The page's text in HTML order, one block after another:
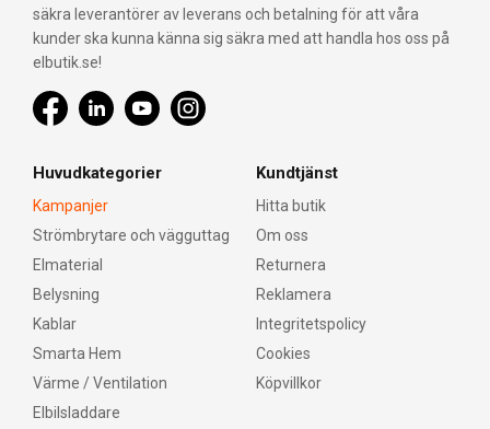
säkra leverantörer av leverans och betalning för att våra
kunder ska kunna känna sig säkra med att handla hos oss på
elbutik.se!
Huvudkategorier
Kampanjer
Strömbrytare och vägguttag
Elmaterial
Belysning
Kablar
Smarta Hem
Värme / Ventilation
Elbilsladdare
Kundtjänst
Hitta butik
Om oss
Returnera
Reklamera
Integritetspolicy
Cookies
Köpvillkor